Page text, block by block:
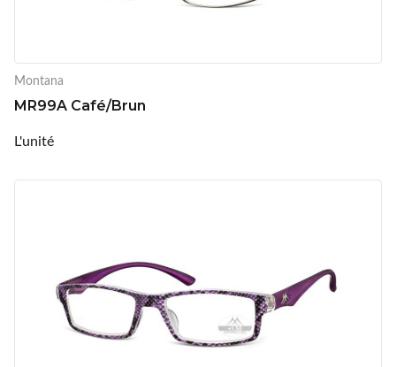
Montana
MR99A Café/Brun
L'unité